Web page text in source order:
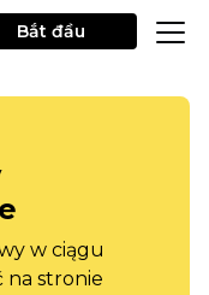
Bắt đầu
w ciągu
na stronie